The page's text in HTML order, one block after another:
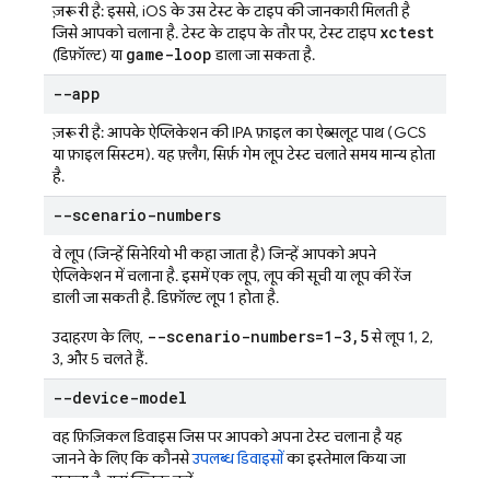
ज़रूरी है: इससे, iOS के उस टेस्ट के टाइप की जानकारी मिलती है
जिसे आपको चलाना है. टेस्ट के टाइप के तौर पर, टेस्ट टाइपxctest
(डिफ़ॉल्ट) याgame-loopडाला जा सकता है.
--app
ज़रूरी है: आपके ऐप्लिकेशन की IPA फ़ाइल का ऐब्सलूट पाथ (GCS
या फ़ाइल सिस्टम). यह फ़्लैग, सिर्फ़ गेम लूप टेस्ट चलाते समय मान्य होता
है.
--scenario-numbers
वे लूप (जिन्हें सिनेरियो भी कहा जाता है) जिन्हें आपको अपने
ऐप्लिकेशन में चलाना है. इसमें एक लूप, लूप की सूची या लूप की रेंज
डाली जा सकती है. डिफ़ॉल्ट लूप 1 होता है.
उदाहरण के लिए, --scenario-numbers=1-3,5से लूप 1, 2,
3, और 5 चलते हैं.
--device-model
वह फ़िज़िकल डिवाइस जिस पर आपको अपना टेस्ट चलाना है यह
जानने के लिए कि कौनसेउपलब्ध डिवाइसोंका इस्तेमाल किया जा